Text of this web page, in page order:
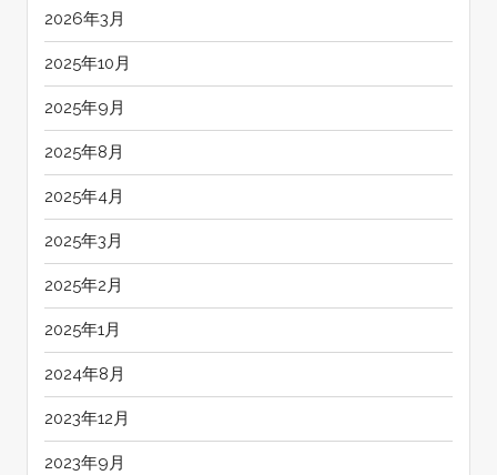
2026年3月
2025年10月
2025年9月
2025年8月
2025年4月
2025年3月
2025年2月
2025年1月
2024年8月
2023年12月
2023年9月